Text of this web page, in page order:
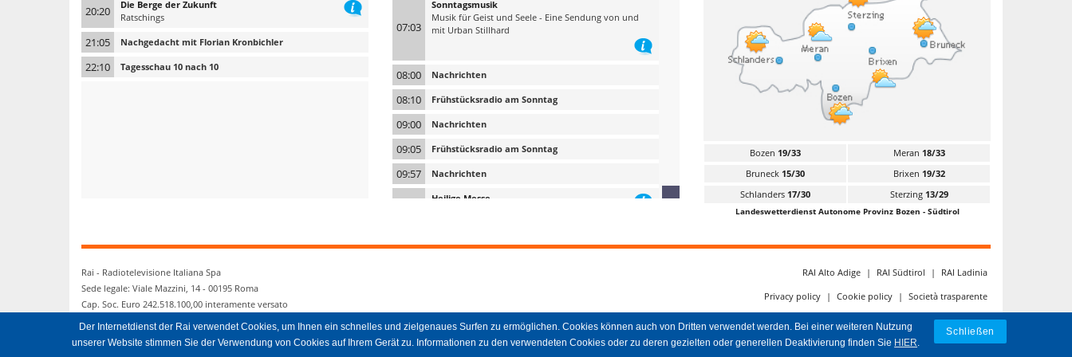
20:20
Die Berge der Zukunft
Ratschings
21:05 Nachgedacht mit Florian Kronbichler
22:10 Tagesschau 10 nach 10
07:03
Sonntagsmusik
Musik für Geist und Seele - Eine Sendung von und
mit Urban Stillhard
08:00 Nachrichten
08:10 Frühstücksradio am Sonntag
09:00 Nachrichten
09:05 Frühstücksradio am Sonntag
09:57 Nachrichten
Heilige Messe
12:10
Aus dem Land
Der Wochenspiegel von Rai Südtirol
Bozen 19/33 Meran 18/33
Bruneck 15/30 Brixen 19/32
Schlanders 17/30 Sterzing 13/29
Landeswetterdienst Autonome Provinz Bozen - Südtirol
Rai - Radiotelevisione Italiana Spa
Sede legale: Viale Mazzini, 14 - 00195 Roma
Cap. Soc. Euro 242.518.100,00 interamente versato
RAI Alto Adige | RAI Südtirol |
RAI Ladinia
Privacy policy | Cookie policy | Società trasparente
Der Internetdienst der Rai verwendet Cookies, um Ihnen ein schnelles und zielgenaues Surfen zu ermöglichen. Cookies können auch von Dritten verwendet werden. Bei einer weiteren Nutzung
unserer Website stimmen Sie der Verwendung von Cookies auf Ihrem Gerät zu. Informationen zu den verwendeten Cookies oder zu deren gezielten oder generellen Deaktivierung finden Sie HIER.
Schließen